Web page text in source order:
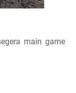
main game